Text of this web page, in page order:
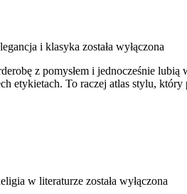
i klasyka została wyłączona
z pomysłem i jednocześnie
etykietach. To raczej atlas stylu,
w literaturze została wyłączona